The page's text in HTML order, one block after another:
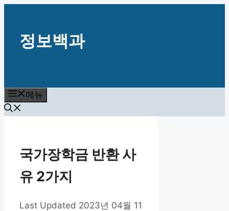
뛰
기
정보백과
메뉴
국가장학금 반환 사
유 2가지
2023년 04월 11